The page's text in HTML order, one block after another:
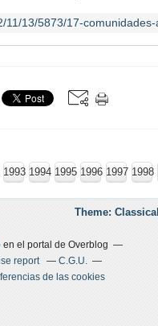
1993 1994 1995 1996 1997 1998
Theme:
en el portal de Overblog
report
C.G.U.
de las cookies